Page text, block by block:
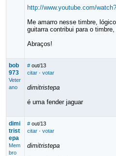
http://www.youtube.com/
Me amarro nesse timbre,
guitarra contribui para o timbre,
Abraços!
bob
973
Veter
ano
# out/13
citar· votar
dimitristepa
é uma fender jaguar
dimi
trist
epa
Mem
bro
# out/13
citar· votar
dimitristepa